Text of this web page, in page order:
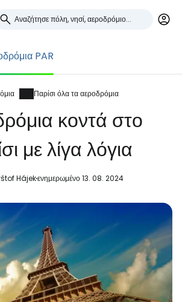
PAR
Παρίσι όλα τα αεροδρόμια
κοντά στο
με λίγα λόγια
Hájekενημερωμένο 13. 08. 2024
στο Cestee
ταξιδιωτική κοινότητα
Συνεχίστε με την Google
με το Facebook
Συνεχίστε με email